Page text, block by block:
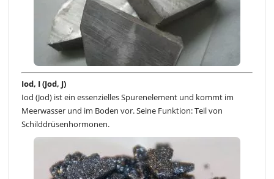
Iod, I (Jod, J)
Iod (Jod) ist ein essenzielles Spurenelement und kommt im
Meerwasser und im Boden vor. Seine Funktion: Teil von
Schilddrüsenhormonen.